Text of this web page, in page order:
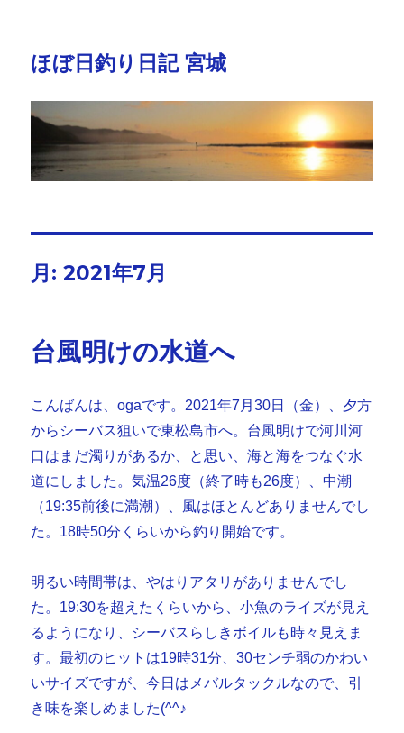
ほぼ日釣り日記 宮城
月:2021年7月
台風明けの水道へ
こんばんは、ogaです。2021年7月30日（金）、夕方
からシーバス狙いで東松島市へ。台風明けで河川河
口はまだ濁りがあるか、と思い、海と海をつなぐ水
道にしました。気温26度（終了時も26度）、中潮
（19:35前後に満潮）、風はほとんどありませんでし
た。18時50分くらいから釣り開始です。
明るい時間帯は、やはりアタリがありませんでし
た。19:30を超えたくらいから、小魚のライズが見え
るようになり、シーバスらしきボイルも時々見えま
す。最初のヒットは19時31分、30センチ弱のかわい
いサイズですが、今日はメバルタックルなので、引
き味を楽しめました(^^♪